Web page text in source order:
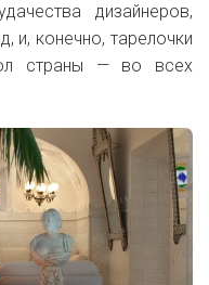
дизайнеров,
и, конечно, тарелочки
страны — во всех